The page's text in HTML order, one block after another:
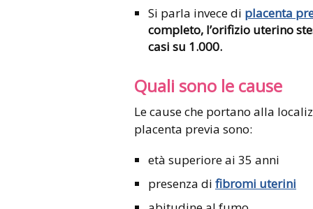
Si parla invece di placenta
completo, l’orifizio uterino
casi su 1.000.
Quali sono le cause
Le cause che portano alla
placenta previa sono:
età superiore ai 35 anni
presenza di fibromi uterini